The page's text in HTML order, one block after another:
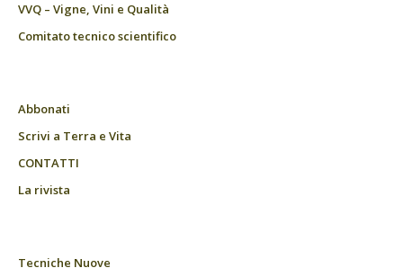
VVQ – Vigne, Vini e Qualità
Comitato tecnico scientifico
Abbonati
Scrivi a Terra e Vita
CONTATTI
La rivista
Tecniche Nuove